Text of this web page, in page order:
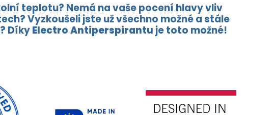
teplotu? Nemá na vaše pocení hlavy vliv
Vyzkoušeli jste už všechno možné a stále
DíkyElectro Antiperspirantu je toto možné!